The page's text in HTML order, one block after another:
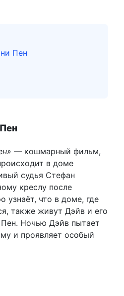
Пен
— кошмарный фильм,
в доме
судья Стефан
креслу после
узнаёт, что в доме, где
также живут Дэйв и его
Ночью Дэйв пытает
и проявляет особый